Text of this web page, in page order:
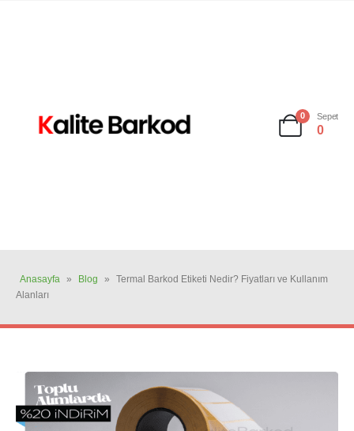
0 Sepet
0
Anasayfa » Blog »
Termal Barkod Etiketi Nedir? Fiyatları ve Kullanım
Alanları